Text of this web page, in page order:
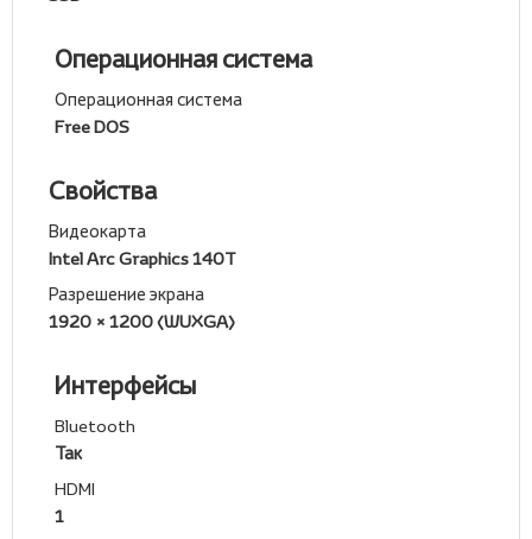
Операционная система
Операционная система
Free DOS
Свойства
Видеокарта
Intel Arc Graphics 140T
Разрешение экрана
1920 × 1200 (WUXGA)
Интерфейсы
Bluetooth
Так
HDMI
1